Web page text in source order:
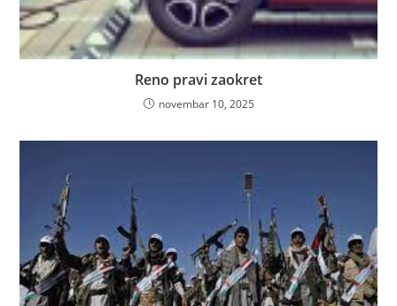
Reno pravi zaokret
novembar 10, 2025